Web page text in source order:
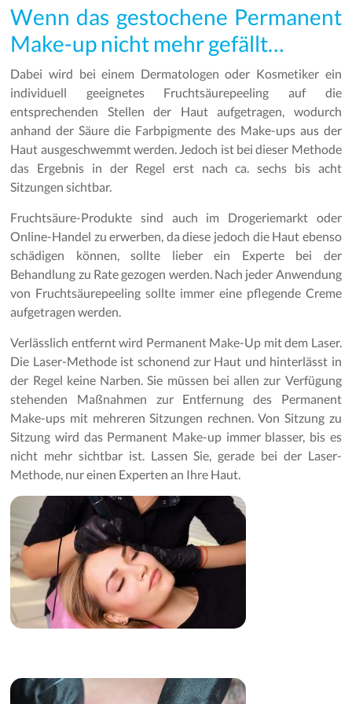
Wenn das gestochene Permanent
Make-up nicht mehr gefällt…
Dabei wird bei einem Dermatologen oder Kosmetiker ein
individuell geeignetes Fruchtsäurepeeling auf die
entsprechenden Stellen der Haut aufgetragen, wodurch
anhand der Säure die Farbpigmente des Make-ups aus der
Haut ausgeschwemmt werden. Jedoch ist bei dieser Methode
das Ergebnis in der Regel erst nach ca. sechs bis acht
Sitzungen sichtbar.
Fruchtsäure-Produkte sind auch im Drogeriemarkt oder
Online-Handel zu erwerben, da diese jedoch die Haut ebenso
schädigen können, sollte lieber ein Experte bei der
Behandlung zu Rate gezogen werden. Nach jeder Anwendung
von Fruchtsäurepeeling sollte immer eine pflegende Creme
aufgetragen werden.
Verlässlich entfernt wird Permanent Make-Up mit dem Laser.
Die Laser-Methode ist schonend zur Haut und hinterlässt in
der Regel keine Narben. Sie müssen bei allen zur Verfügung
stehenden Maßnahmen zur Entfernung des Permanent
Make-ups mit mehreren Sitzungen rechnen. Von Sitzung zu
Sitzung wird das Permanent Make-up immer blasser, bis es
nicht mehr sichtbar ist. Lassen Sie, gerade bei der Laser-
Methode, nur einen Experten an Ihre Haut.